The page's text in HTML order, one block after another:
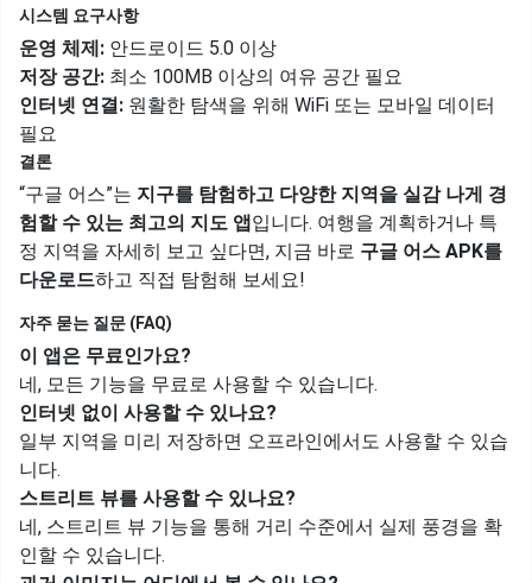
시스템 요구사항
운영 체제: 안드로이드 5.0 이상
저장 공간: 최소 100MB 이상의 여유 공간 필요
인터넷 연결: 원활한 탐색을 위해 WiFi 또는 모바일 데이터
필요
결론
“구글 어스”는 지구를 탐험하고 다양한 지역을 실감 나게 경
험할 수 있는 최고의 지도 앱입니다. 여행을 계획하거나 특
정 지역을 자세히 보고 싶다면, 지금 바로 구글 어스 APK를
다운로드하고 직접 탐험해 보세요!
자주 묻는 질문 (FAQ)
이 앱은 무료인가요?
네, 모든 기능을 무료로 사용할 수 있습니다.
인터넷 없이 사용할 수 있나요?
일부 지역을 미리 저장하면 오프라인에서도 사용할 수 있습
니다.
스트리트 뷰를 사용할 수 있나요?
네, 스트리트 뷰 기능을 통해 거리 수준에서 실제 풍경을 확
인할 수 있습니다.